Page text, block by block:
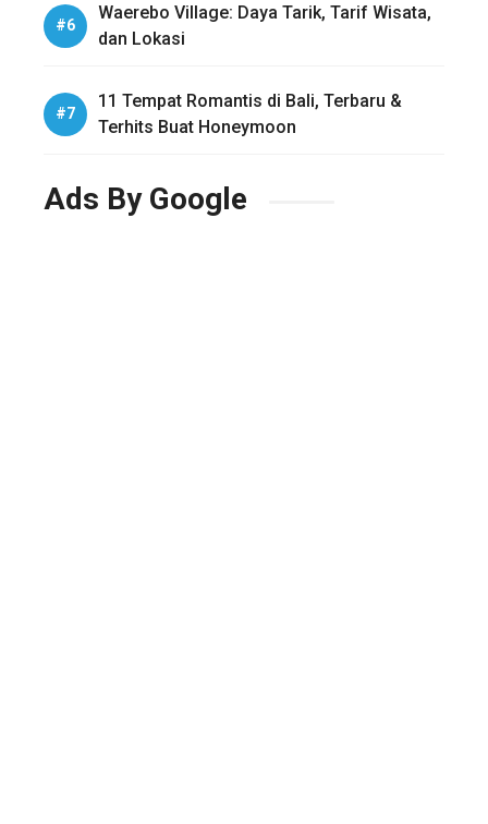
Waerebo Village: Daya Tarik, Tarif Wisata,
dan Lokasi
11 Tempat Romantis di Bali, Terbaru &
Terhits Buat Honeymoon
Ads By Google